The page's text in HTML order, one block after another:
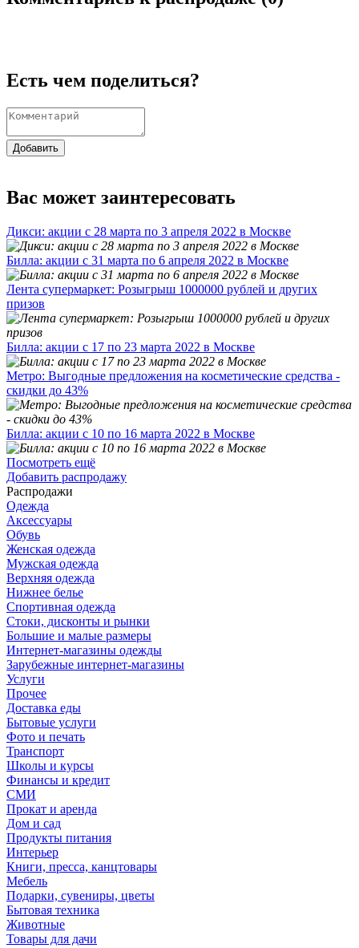
Есть чем поделиться?
Добавить
Вас может заинтересовать
Дикси: акции с 28 марта по 3 апреля 2022 в Москве
Билла: акции с 31 марта по 6 апреля 2022 в Москве
Лента супермаркет: Розыгрыш 1000000 рублей и других
призов
Билла: акции с 17 по 23 марта 2022 в Москве
Метро: Выгодные предложения на косметические средства -
скидки до 43%
Билла: акции с 10 по 16 марта 2022 в Москве
Посмотреть ещё
Добавить распродажу
Распродажи
Одежда
Аксессуары
Обувь
Женская одежда
Мужская одежда
Верхняя одежда
Нижнее белье
Спортивная одежда
Стоки, дисконты и рынки
Большие и малые размеры
Интернет-магазины одежды
Зарубежные интернет-магазины
Услуги
Прочее
Доставка еды
Бытовые услуги
Фото и печать
Транспорт
Школы и курсы
Финансы и кредит
СМИ
Прокат и аренда
Дом и сад
Продукты питания
Интерьер
Книги, пресса, канцтовары
Мебель
Подарки, сувениры, цветы
Бытовая техника
Животные
Товары для дачи